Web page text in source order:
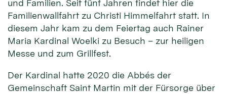
und Familien. Seit fünf Jahren findet hier die
Familienwallfahrt zu Christi Himmelfahrt statt. In
diesem Jahr kam zu dem Feiertag auch Rainer
Maria Kardinal Woelki zu Besuch – zur heiligen
Messe und zum Grillfest.
Der Kardinal hatte 2020 die Abbés der
Gemeinschaft Saint Martin mit der Fürsorge über